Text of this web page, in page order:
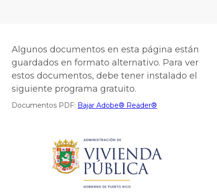
Algunos documentos en esta página están
guardados en formato alternativo. Para ver
estos documentos, debe tener instalado el
siguiente programa gratuito.
Documentos PDF: Bajar Adobe® Reader®